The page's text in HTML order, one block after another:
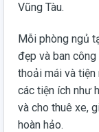
Vũng Tàu.
Mỗi phòng ngủ
đẹp và ban
thoải mái và tiện
các tiện ích như
và cho thuê xe,
hoàn hảo.